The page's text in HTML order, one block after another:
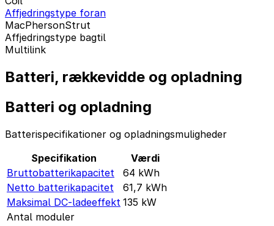
Affjedringstype foran
MacPhersonStrut
Affjedringstype bagtil
Multilink
Batteri, rækkevidde og opladning
Batteri og opladning
Batterispecifikationer og opladningsmuligheder
Specifikation
Værdi
Bruttobatterikapacitet
64 kWh
Netto batterikapacitet
61,7 kWh
Maksimal DC-ladeeffekt 135 kW
Antal moduler